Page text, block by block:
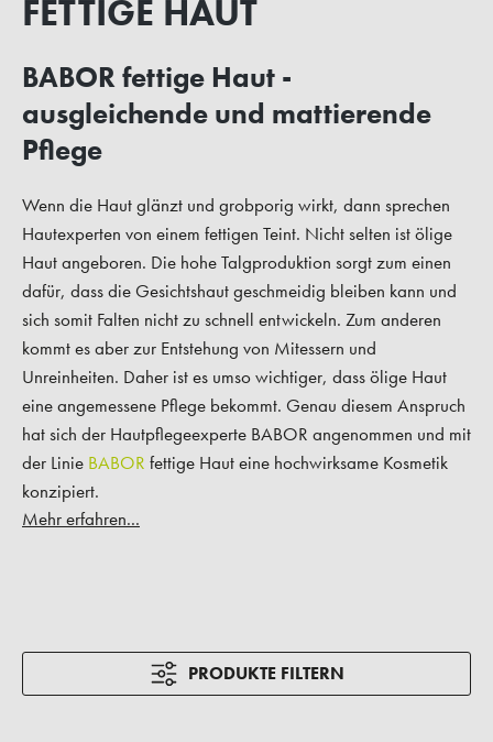
FETTIGE HAUT
BABOR fettige Haut -
ausgleichende und mattierende
Pflege
Wenn die Haut glänzt und grobporig wirkt, dann sprechen
Hautexperten von einem fettigen Teint. Nicht selten ist ölige
Haut angeboren. Die hohe Talgproduktion sorgt zum einen
dafür, dass die Gesichtshaut geschmeidig bleiben kann und
sich somit Falten nicht zu schnell entwickeln. Zum anderen
kommt es aber zur Entstehung von Mitessern und
Unreinheiten. Daher ist es umso wichtiger, dass ölige Haut
eine angemessene Pflege bekommt. Genau diesem Anspruch
hat sich der Hautpflegeexperte BABOR angenommen und mit
der Linie BABOR fettige Haut eine hochwirksame Kosmetik
konzipiert.
Mehr erfahren...
PRODUKTE FILTERN